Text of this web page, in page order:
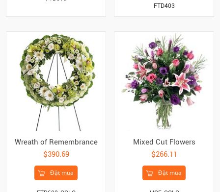
FTD403
Wreath of Remembrance
$390.69
Đặt mua
Mixed Cut Flowers
$266.11
Đặt mua